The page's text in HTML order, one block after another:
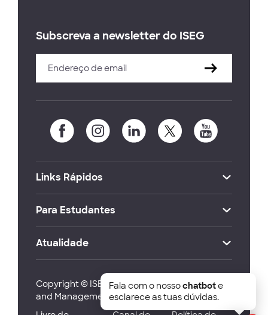
Subscreva a newsletter do ISEG
Links Rápidos
Para Estudantes
Atualidade
Copyright © ISEG Lisbon School of Economics
and Management 2026
Fala com o nossochatbote
esclarece as tuas dúvidas.